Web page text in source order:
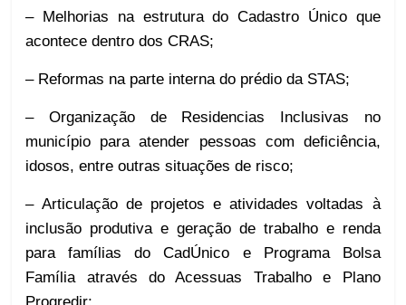
– Melhorias na estrutura do Cadastro Único que
acontece dentro dos CRAS;
– Reformas na parte interna do prédio da STAS;
– Organização de Residencias Inclusivas no
município para atender pessoas com deficiência,
idosos, entre outras situações de risco;
– Articulação de projetos e atividades voltadas à
inclusão produtiva e geração de trabalho e renda
para famílias do CadÚnico e Programa Bolsa
Família através do Acessuas Trabalho e Plano